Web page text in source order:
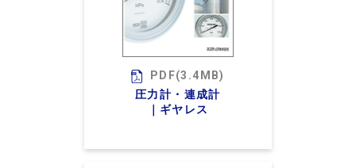
PDF(3.4MB)
圧力計・連成計
｜ギヤレス